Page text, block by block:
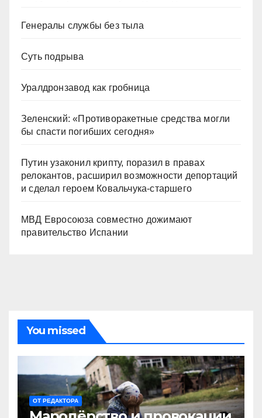
Генералы службы без тыла
Суть подрыва
Уралдронзавод как гробница
Зеленский: «Противоракетные средства могли
бы спасти погибших сегодня»
Путин узаконил крипту, поразил в правах
релокантов, расширил возможности депортаций
и сделал героем Ковальчука-старшего
МВД Евросоюза совместно дожимают
правительство Испании
You missed
ОТ РЕДАКТОРА